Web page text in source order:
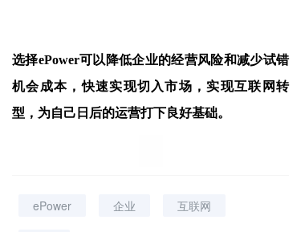
选择ePower可以降低企业的经营风险和减少试错
机会成本，快速实现切入市场，实现互联网转
型，为自己日后的运营打下良好基础。
ePower 企业 互联网